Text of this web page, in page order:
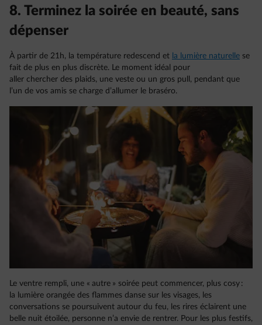
8. Terminez la soirée en beauté, sans
dépenser
À partir de 21h, la température redescend et la lumière naturelle se
fait de plus en plus discrète. Le moment idéal pour
aller chercher des plaids, une veste ou un gros pull, pendant que
l’un de vos amis se charge d’allumer le braséro.
Le ventre rempli, une « autre » soirée peut commencer, plus cosy :
la lumière orangée des flammes danse sur les visages, les
conversations se poursuivent autour du feu, les rires éclairent une
belle nuit étoilée, personne n’a envie de rentrer. Pour les plus festifs,